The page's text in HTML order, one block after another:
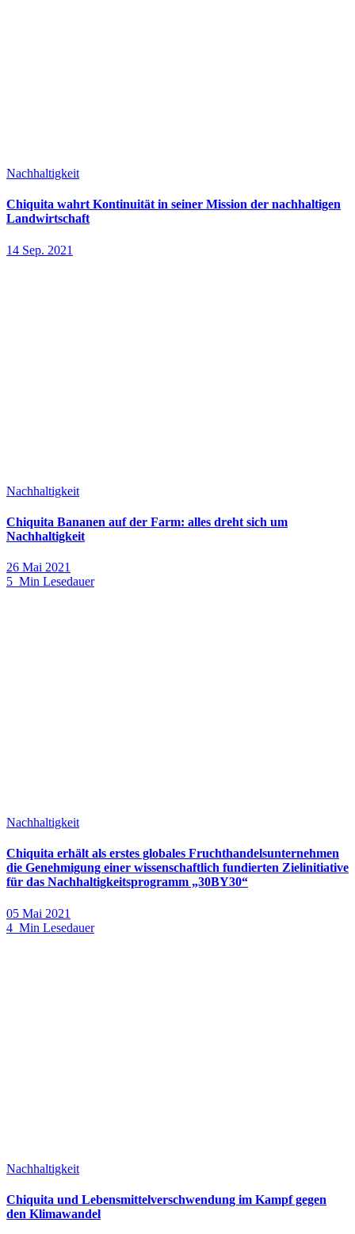
Nachhaltigkeit
Chiquita wahrt Kontinuität in seiner Mission der nachhaltigen
Landwirtschaft
14 Sep. 2021
Nachhaltigkeit
Chiquita Bananen auf der Farm: alles dreht sich um
Nachhaltigkeit
26 Mai 2021
5 Min Lesedauer
Nachhaltigkeit
Chiquita erhält als erstes globales Fruchthandelsunternehmen
die Genehmigung einer wissenschaftlich fundierten Zielinitiative
für das Nachhaltigkeitsprogramm „30BY30“
05 Mai 2021
4 Min Lesedauer
Nachhaltigkeit
Chiquita und Lebensmittelverschwendung im Kampf gegen
den Klimawandel